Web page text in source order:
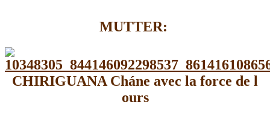
MUTTER:
CHIRIGUANA Cháne avec la force de l
ours